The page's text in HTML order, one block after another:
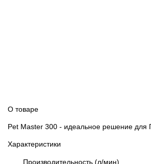
О товаре
Pet Master 300 - идеальное решение для
Характеристики
Производительность (л/мин)